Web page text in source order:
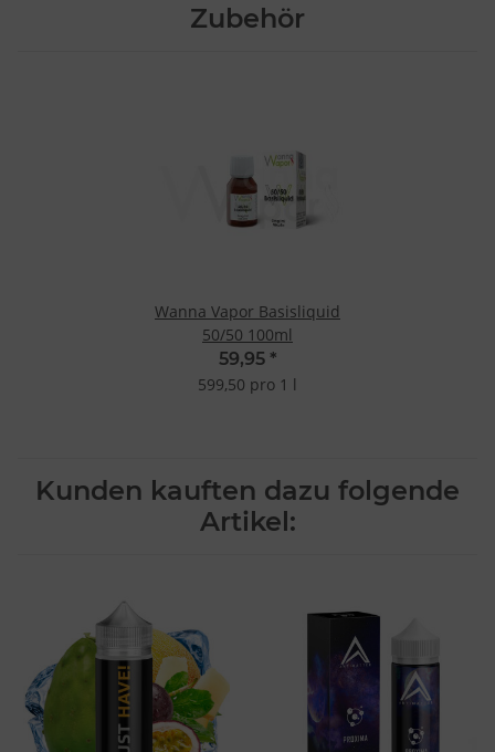
Zubehör
Wanna Vapor Basisliquid
50/50 100ml
59,95 *
599,50 pro 1 l
Kunden kauften dazu folgende
Artikel: